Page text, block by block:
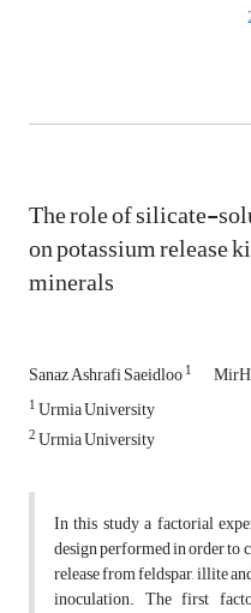
The role of silicate-
on potassium release
minerals
Sanaz Ashrafi Saeidloo1
1Urmia University
2Urmia University
In this study a factorial
design performed in order to
release from feldspar, illite
inoculation. The first